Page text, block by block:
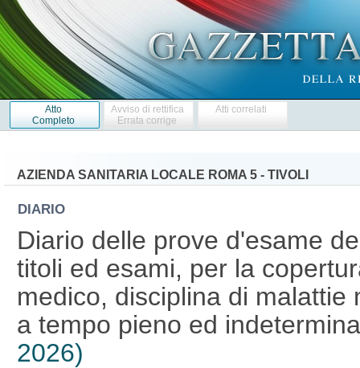
Atto
Completo
Avviso di rettifica
Errata corrige
Atti correlati
AZIENDA SANITARIA LOCALE ROMA 5 - TIVOLI
DIARIO
Diario delle prove d'esame
titoli ed esami, per la
medico, disciplina di
a tempo pieno ed
2026)